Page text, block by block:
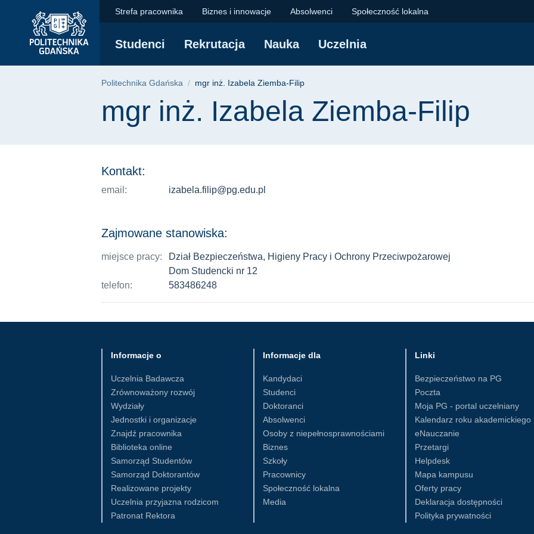
głównego
wyszukiwarki
mgr inż. Izabela Ziemba-Filip |
Strefa pracownika Biznes i innowacje Absolwenci Społeczność lokalna
Studenci Rekrutacja Nauka Uczelnia
Ścieżka nawigacyjna
Politechnika Gdańska mgr inż. Izabela Ziemba-Filip
Treść strony
mgr inż. Izabela Ziemba-Filip
Kontakt:
email: izabela.filip@pg.edu.pl
Zajmowane stanowiska:
miejsce pracy:
Dział Bezpieczeństwa, Higieny Pracy i Ochrony Przeciwpożarowej
Dom Studencki nr 12
telefon:
583486248
Informacje o
Uczelnia Badawcza
Zrównoważony rozwój
Wydziały
Jednostki i organizacje
Znajdź pracownika
Biblioteka online
Samorząd Studentów
Samorząd Doktorantów
Realizowane projekty
Uczelnia przyjazna rodzicom
Patronat Rektora
Informacje dla
Kandydaci
Studenci
Doktoranci
Absolwenci
Osoby z niepełnosprawnościami
Biznes
Szkoły
Pracownicy
Społeczność lokalna
Media
Linki
Bezpieczeństwo na PG
Poczta
Moja PG - portal uczelniany
Kalendarz roku akademickiego
eNauczanie
Przetargi
Helpdesk
Mapa kampusu
Oferty pracy
Deklaracja dostępności
Polityka prywatności